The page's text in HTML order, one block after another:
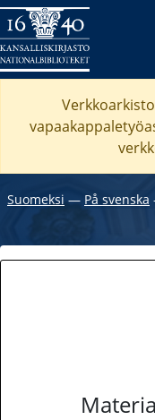
Suomeksi ― På svenska